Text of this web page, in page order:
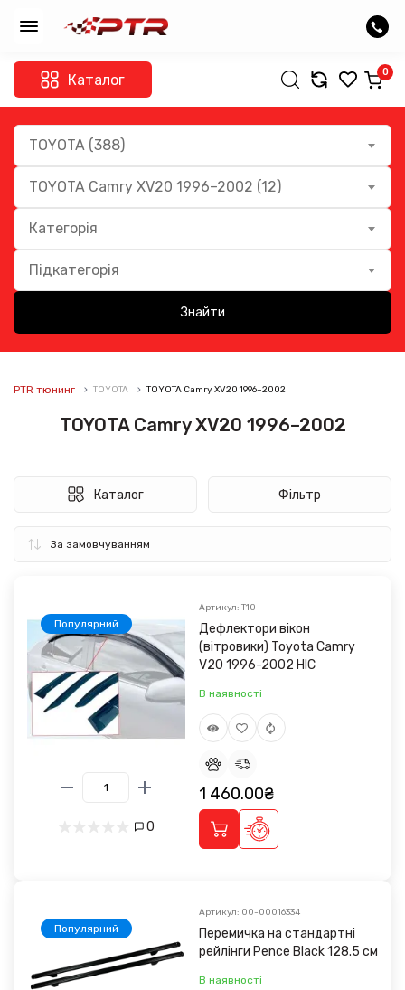
Каталог 0
TOYOTA (388)
TOYOTA Camry XV20 1996–2002 (12)
Категорія
Підкатегорія
Знайти
PTR тюнинг TOYOTA TOYOTA Camry XV20 1996–2002
TOYOTA Camry XV20 1996–2002
Каталог Фільтр
Популярний
0
Артикул: T10
Дефлектори вікон
(вітровики) Toyota Camry
V20 1996-2002 HIC
В наявності
1 460.00₴
Популярний
Артикул: 00-00016334
Перемичка на стандартні
рейлінги Pence Black 128.5 cм
В наявності